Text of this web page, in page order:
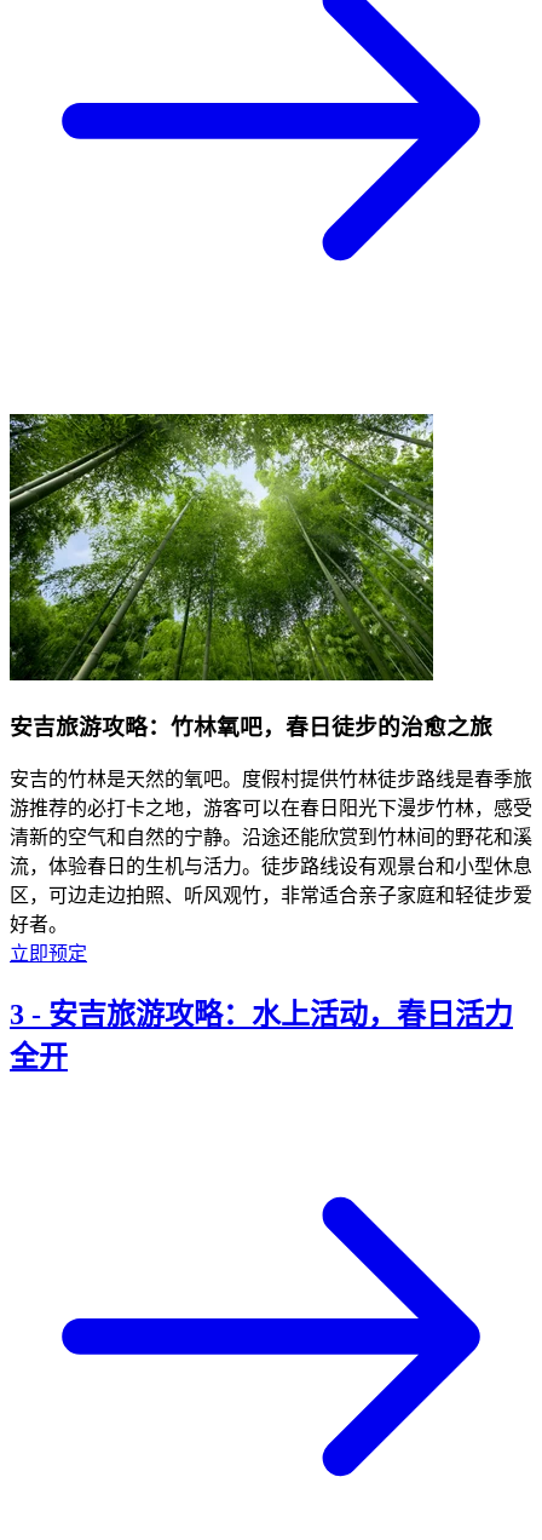
安吉旅游攻略：竹林氧吧，春日徒步的治愈之旅
安吉的竹林是天然的氧吧。度假村提供竹林徒步路线是春季旅
游推荐的必打卡之地，游客可以在春日阳光下漫步竹林，感受
清新的空气和自然的宁静。沿途还能欣赏到竹林间的野花和溪
流，体验春日的生机与活力。徒步路线设有观景台和小型休息
区，可边走边拍照、听风观竹，非常适合亲子家庭和轻徒步爱
好者。
立即预定
3 - 安吉旅游攻略：水上活动，春日活力
全开